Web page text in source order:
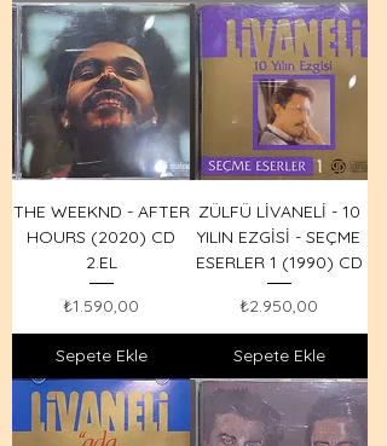
THE WEEKND - AFTER
HOURS (2020) CD
2.EL
Fiyat
₺1.590,00
Sepete Ekle
ZÜLFÜ LİVANELİ - 10
YILIN EZGİSİ - SEÇME
ESERLER 1 (1990) CD
Fiyat
₺2.950,00
Sepete Ekle